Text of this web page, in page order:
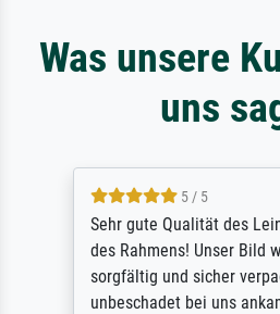
Was unsere
uns
5 / 5
Sehr gute Qualität des
des Rahmens! Unser Bild
sorgfältig und sicher
unbeschadet bei uns